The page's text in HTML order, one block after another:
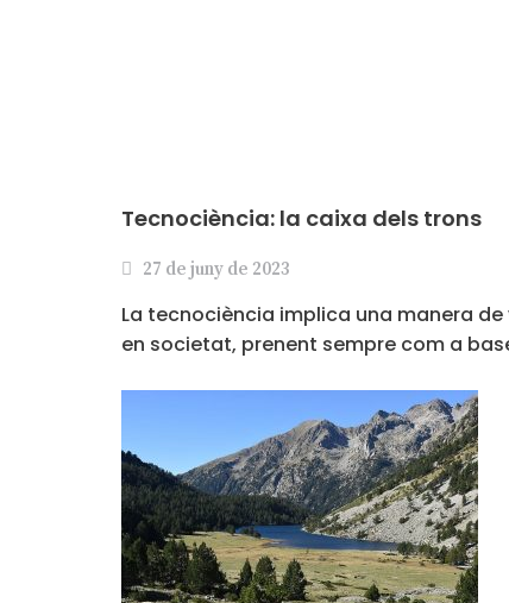
Tecnociència: la caixa dels trons
27 de juny de 2023
La tecnociència implica una manera
en societat, prenent sempre com a